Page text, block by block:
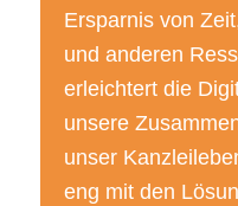
Ersparnis von
und anderen
erleichtert die
unsere
unser
eng mit den